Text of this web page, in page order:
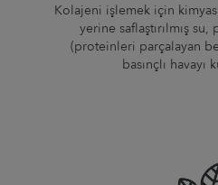
Kolajeni işlemek için
yerine saflaştırılmış
(proteinleri parçalayan
basınçlı havayı